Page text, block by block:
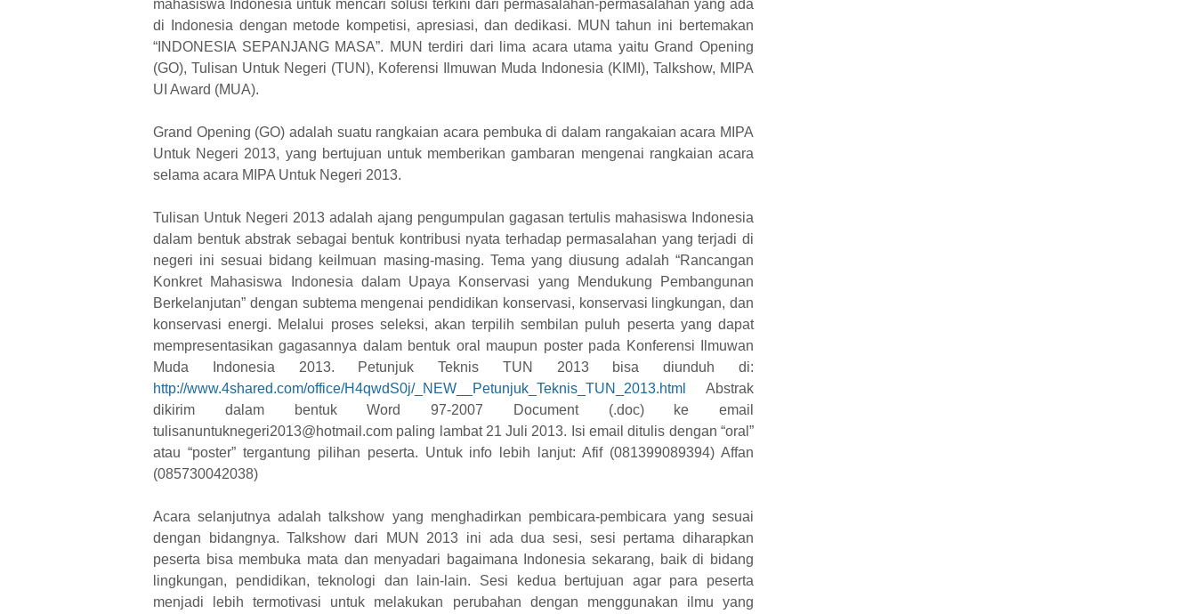
mahasiswa Indonesia untuk mencari solusi terkini dari permasalahan-permasalahan yang ada
di Indonesia dengan metode kompetisi, apresiasi, dan dedikasi. MUN tahun ini bertemakan
“INDONESIA SEPANJANG MASA”. MUN terdiri dari lima acara utama yaitu Grand Opening
(GO), Tulisan Untuk Negeri (TUN), Koferensi Ilmuwan Muda Indonesia (KIMI), Talkshow, MIPA
UI Award (MUA).
Grand Opening (GO) adalah suatu rangkaian acara pembuka di dalam rangakaian acara MIPA
Untuk Negeri 2013, yang bertujuan untuk memberikan gambaran mengenai rangkaian acara
selama acara MIPA Untuk Negeri 2013.
Tulisan Untuk Negeri 2013 adalah ajang pengumpulan gagasan tertulis mahasiswa Indonesia
dalam bentuk abstrak sebagai bentuk kontribusi nyata terhadap permasalahan yang terjadi di
negeri ini sesuai bidang keilmuan masing-masing. Tema yang diusung adalah “Rancangan
Konkret Mahasiswa Indonesia dalam Upaya Konservasi yang Mendukung Pembangunan
Berkelanjutan” dengan subtema mengenai pendidikan konservasi, konservasi lingkungan, dan
konservasi energi. Melalui proses seleksi, akan terpilih sembilan puluh peserta yang dapat
mempresentasikan gagasannya dalam bentuk oral maupun poster pada Konferensi Ilmuwan
Muda Indonesia 2013. Petunjuk Teknis TUN 2013 bisa diunduh di:
http://www.4shared.com/office/H4qwdS0j/_NEW__Petunjuk_Teknis_TUN_2013.html
Abstrak
dikirim dalam bentuk Word 97-2007 Document (.doc) ke email
tulisanuntuknegeri2013@hotmail.com paling lambat 21 Juli 2013. Isi email ditulis dengan “oral”
atau “poster” tergantung pilihan peserta. Untuk info lebih lanjut: Afif (081399089394) Affan
(085730042038)
Acara selanjutnya adalah talkshow yang menghadirkan pembicara-pembicara yang sesuai
dengan bidangnya. Talkshow dari MUN 2013 ini ada dua sesi, sesi pertama diharapkan
peserta bisa membuka mata dan menyadari bagaimana Indonesia sekarang, baik di bidang
lingkungan, pendidikan, teknologi dan lain-lain. Sesi kedua bertujuan agar para peserta
menjadi lebih termotivasi untuk melakukan perubahan dengan menggunakan ilmu yang